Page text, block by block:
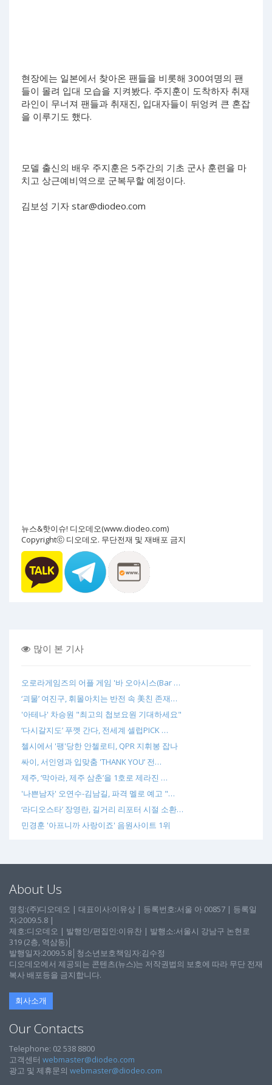
현장에는 일본에서 찾아온 팬들을 비롯해 300여명의 팬
들이 몰려 입대 모습을 지켜봤다. 주지훈이 도착하자 취재
라인이 무너져 팬들과 취재진, 입대자들이 뒤엉켜 큰 혼잡
을 이루기도 했다.
모델 출신의 배우 주지훈은 5주간의 기초 군사 훈련을 마
치고 상근예비역으로 군복무할 예정이다.
김보성 기자 star@diodeo.com
뉴스&핫이슈! 디오데오(www.diodeo.com)
Copyrightⓒ 디오데오. 무단전재 및 재배포 금지
많이 본 기사
오로라게임즈의 어플 게임 '바 오아시스(Bar …
‘괴물’ 여진구, 휘몰아치는 반전 속 美친 존재…
'아테나' 차승원 "최고의 첩보요원 기대하세요"
‘다시갈지도’ 푸껫 간다, 전세계 셀럽PICK …
첼시에서 '팽'당한 안첼로티, QPR 지휘봉 잡나
싸이, 서인영과 입맞춤 'THANK YOU’ 전…
제주, ‘막아라, 제주 삼춘’을 1호로 제라진 …
'나쁜남자' 오연수-김남길, 파격 멜로 예고 "…
‘라디오스타’ 장영란, 길거리 리포터 시절 소환…
민경훈 '아프니까 사랑이죠' 음원사이트 1위
About Us
명칭:(주)디오데오 | 대표이사:이유상 | 등록번호:서울 아 00857 | 등록일
자:2009.5.8 |
제호:디오데오 | 발행인/편집인:이유찬 | 발행소:서울시 강남구 논현로
319 (2층, 역삼동)│
발행일자:2009.5.8│청소년보호책임자:김수정
디오데오에서 제공되는 콘텐츠(뉴스)는 저작권법의 보호에 따라 무단 전재
복사 배포등을 금지합니다.
회사소개
Our Contacts
Telephone: 02 538 8800
고객센터 webmaster@diodeo.com
광고 및 제휴문의 webmaster@diodeo.com